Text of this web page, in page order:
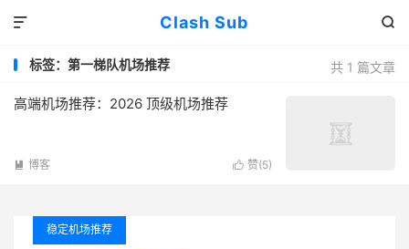
Clash Sub 

共 1 篇文章
标签：第一梯队机场推荐
高端机场推荐：2026 顶级机场推荐
 赞(5)
 博客
稳定机场推荐